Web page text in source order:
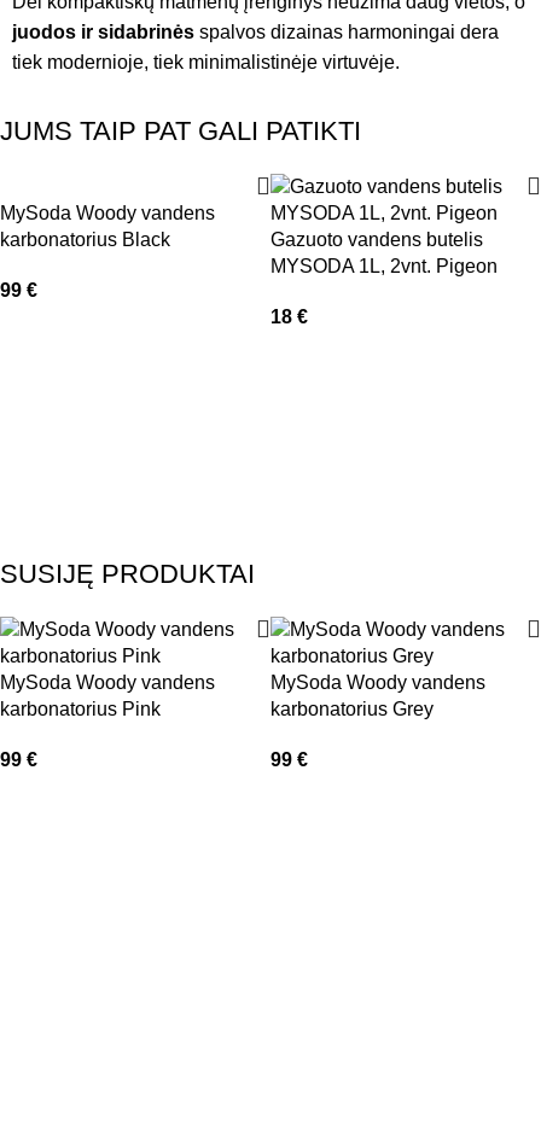
juodos ir sidabrinės spalvos dizainas harmoningai dera
tiek modernioje, tiek minimalistinėje virtuvėje.
JUMS TAIP PAT GALI PATIKTI
MySoda Woody vandens
karbonatorius Black
99 €
Gazuoto vandens butelis
MYSODA 1L, 2vnt. Pigeon
18 €
SUSIJĘ PRODUKTAI
MySoda Woody vandens
karbonatorius Pink
99 €
MySoda Woody vandens
karbonatorius Grey
99 €